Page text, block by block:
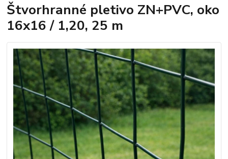
Štvorhranné pletivo ZN+PVC, oko
16x16 / 1,20, 25 m